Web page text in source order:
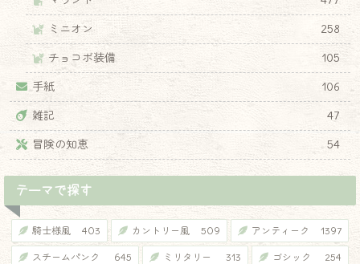
ミニオン
258
チョコボ装備
105
手紙
106
雑記
47
冒険の知恵
54
テーマで探す
騎士様風 403 カントリー風 509 アンティーク 1397
スチームパンク 645 ミリタリー 313 ゴシック 254